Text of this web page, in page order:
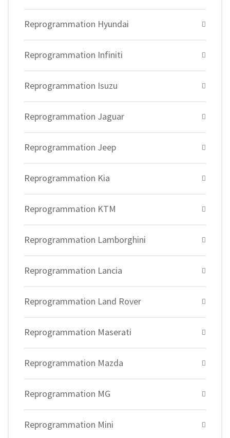
Reprogrammation Hyundai
Reprogrammation Infiniti
Reprogrammation Isuzu
Reprogrammation Jaguar
Reprogrammation Jeep
Reprogrammation Kia
Reprogrammation KTM
Reprogrammation Lamborghini
Reprogrammation Lancia
Reprogrammation Land Rover
Reprogrammation Maserati
Reprogrammation Mazda
Reprogrammation MG
Reprogrammation Mini